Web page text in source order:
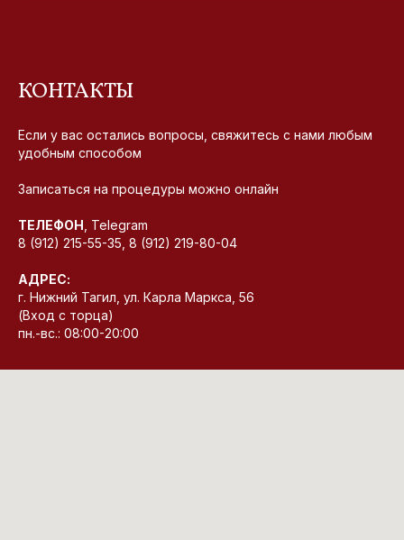
КОНТАКТЫ
Если у вас остались вопросы, свяжитесь с нами любым
удобным способом
Записаться на процедуры можно онлайн
ТЕЛЕФОН , Telegram
8 (912) 215-55-35, 8 (912) 219-80-04
АДРЕС:
г. Нижний Тагил, ул. Карла Маркса, 56
(Вход с торца)
пн.-вс.: 08:00-20:00